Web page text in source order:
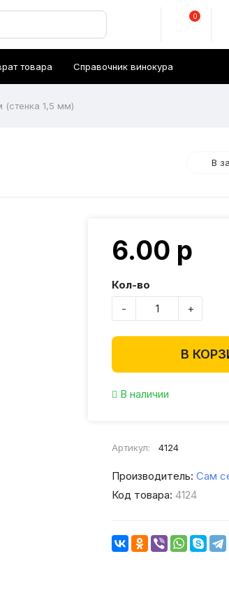
0
товара Справочник винокура
1,5 мм)
В
6.00 р
Кол-во
-
+
В
В наличии
Артикул: 4124
Производитель: Сам
Код товара: 4124